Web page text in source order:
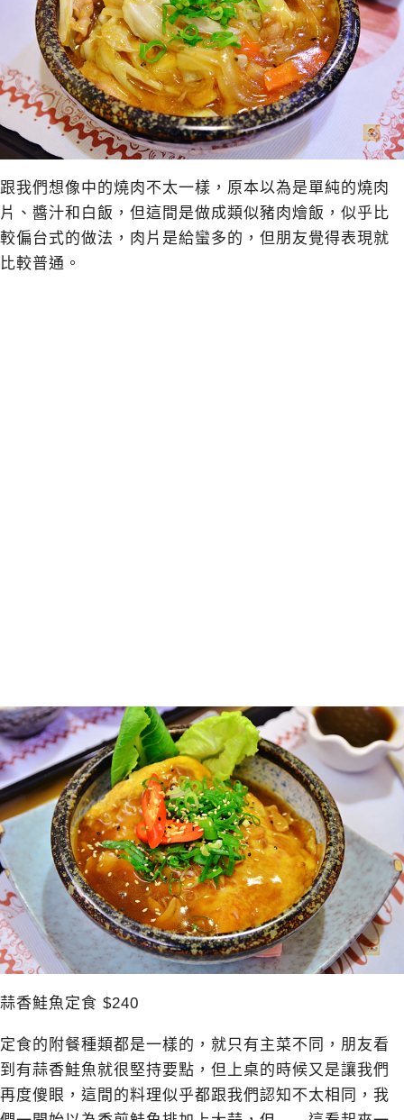
跟我們想像中的燒肉不太一樣，原本以為是單純的燒肉
片、醬汁和白飯，但這間是做成類似豬肉燴飯，似乎比
較偏台式的做法，肉片是給蠻多的，但朋友覺得表現就
比較普通。
蒜香鮭魚定食 $240
定食的附餐種類都是一樣的，就只有主菜不同，朋友看
到有蒜香鮭魚就很堅持要點，但上桌的時候又是讓我們
再度傻眼，這間的料理似乎都跟我們認知不太相同，我